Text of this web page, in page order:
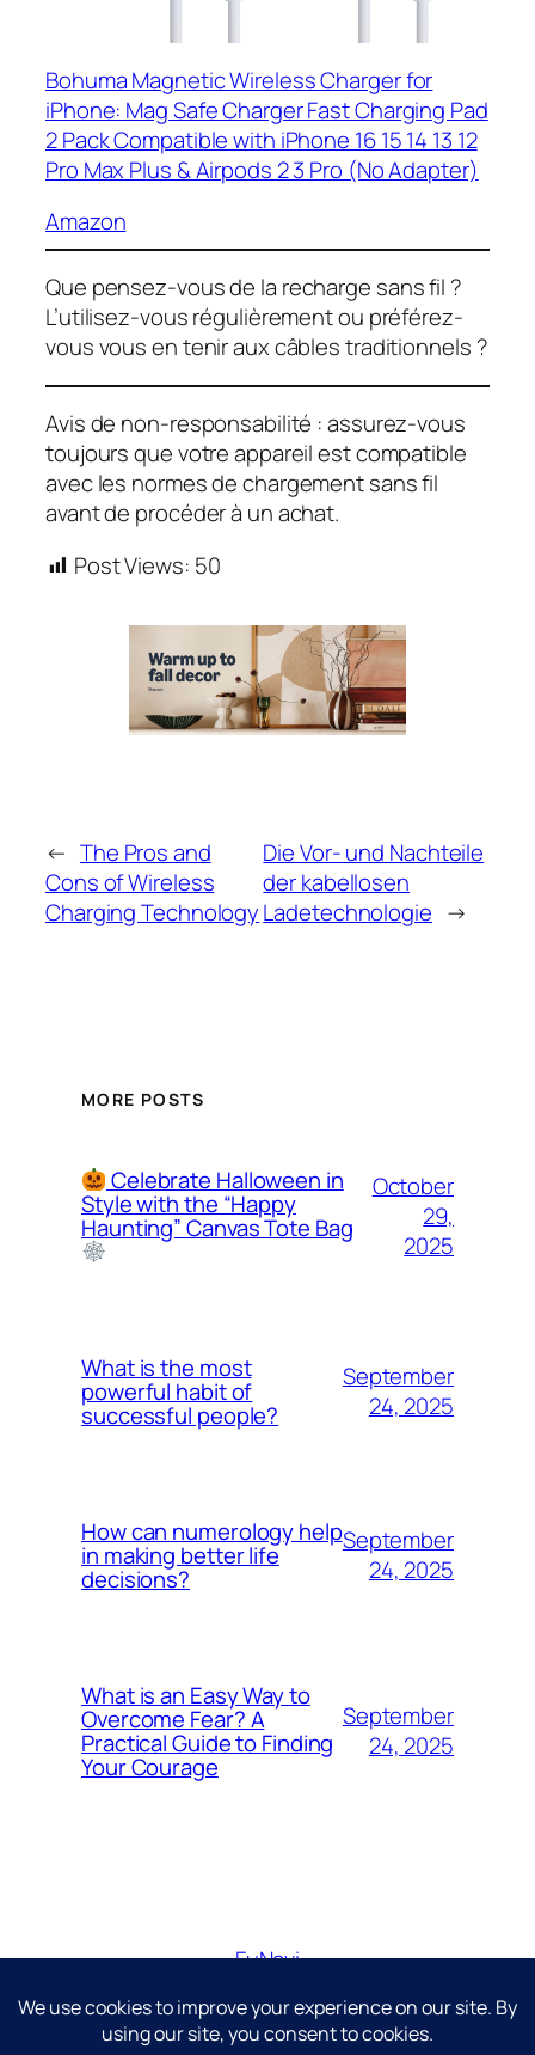
Bohuma Magnetic Wireless Charger for
iPhone: Mag Safe Charger Fast Charging Pad
2 Pack Compatible with iPhone 16 15 14 13 12
Pro Max Plus & Airpods 2 3 Pro (No Adapter)
Amazon
Que pensez-vous de la recharge sans fil ?
L’utilisez-vous régulièrement ou préférez-
vous vous en tenir aux câbles traditionnels ?
Avis de non-responsabilité : assurez-vous
toujours que votre appareil est compatible
avec les normes de chargement sans fil
avant de procéder à un achat.
Post Views: 50
← The Pros and
Cons of Wireless
Charging Technology
Die Vor- und Nachteile
der kabellosen
Ladetechnologie →
MORE POSTS
Celebrate Halloween in
Style with the “Happy
Haunting” Canvas Tote Bag
October
29,
2025
What is the most
powerful habit of
successful people?
September
24, 2025
How can numerology help
in making better life
decisions?
September
24, 2025
What is an Easy Way to
Overcome Fear? A
Practical Guide to Finding
Your Courage
September
24, 2025
FuNavi
Just another WordPress site